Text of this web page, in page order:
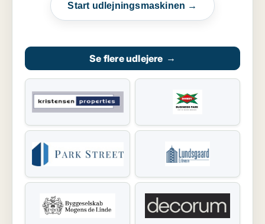
Start udlejningsmaskinen →
Se flere udlejere →